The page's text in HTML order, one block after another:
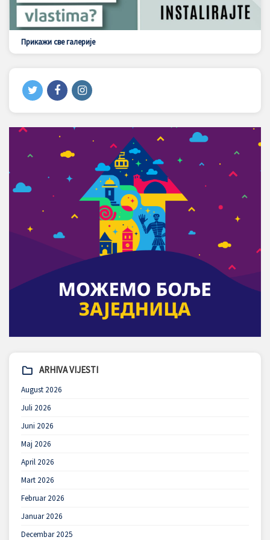
Прикажи све галерије
ARHIVA VIJESTI
August 2026
Juli 2026
Juni 2026
Maj 2026
April 2026
Mart 2026
Februar 2026
Januar 2026
Decembar 2025